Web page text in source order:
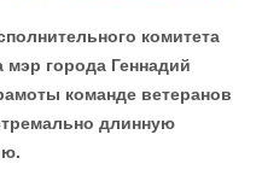
комитета
мэр города Геннадий
команде ветеранов
длинную